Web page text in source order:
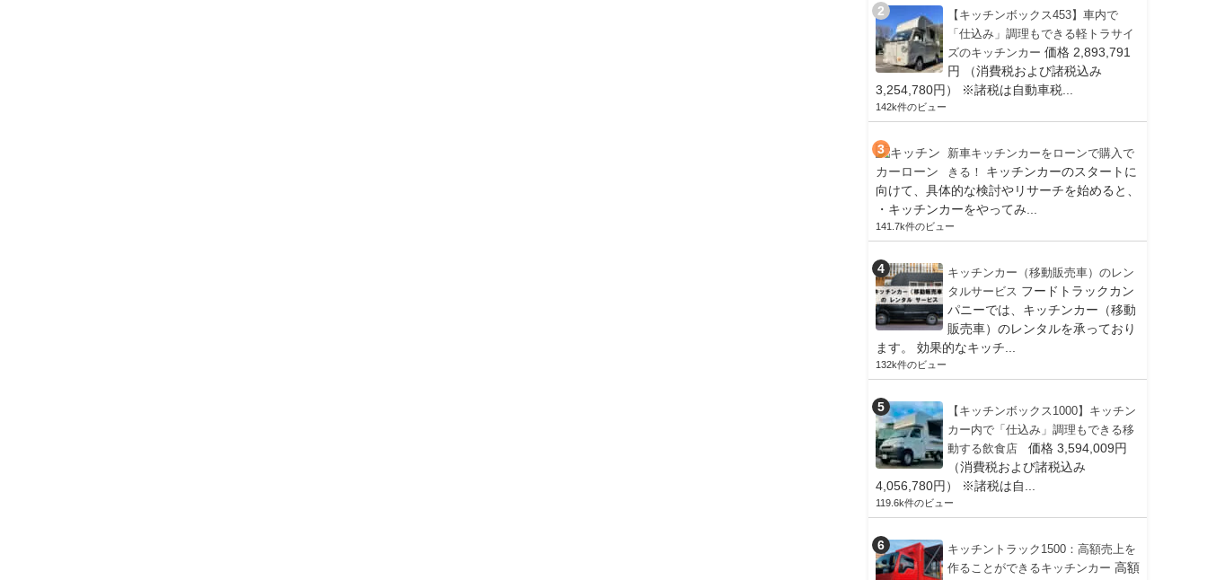
【キッチンボックス453】車内で
「仕込み」調理もできる軽トラサイ
ズのキッチンカー 価格 2,893,791
円 （消費税および諸税込み
3,254,780円） ※諸税は自動車税...
142k件のビュー
新車キッチンカーをローンで購入で
きる！
キッチンカーのスタートに
向けて、具体的な検討やリサーチを始めると、
・キッチンカーをやってみ...
141.7k件のビュー
キッチンカー（移動販売車）のレン
タルサービス フードトラックカン
パニーでは、キッチンカー（移動
販売車）のレンタルを承っており
ます。 効果的なキッチ...
132k件のビュー
【キッチンボックス1000】キッチン
カー内で「仕込み」調理もできる移
動する飲食店
価格 3,594,009円
（消費税および諸税込み
4,056,780円） ※諸税は自...
119.6k件のビュー
キッチントラック1500：高額売上を
作ることができるキッチンカー 高額